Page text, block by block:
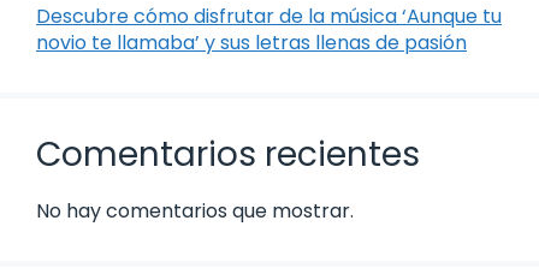
Descubre cómo disfrutar de la música ‘Aunque tu
novio te llamaba’ y sus letras llenas de pasión
Comentarios recientes
No hay comentarios que mostrar.